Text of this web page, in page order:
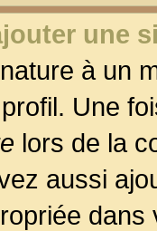
une
à un
Une
lors de la
aussi